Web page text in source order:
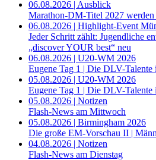
06.08.2026 | Ausblick
Marathon-DM-Titel 2027
06.08.2026 | Highlight-Event
Jeder Schritt zählt: Jugendliche
„discover YOUR best“ neu
06.08.2026 | U20-WM 2026
Eugene Tag 1 | Die DLV-Talente
05.08.2026 | U20-WM 2026
Eugene Tag 1 | Die DLV-Talente
05.08.2026 | Notizen
Flash-News am Mittwoch
05.08.2026 | Birmingham 2026
Die große EM-Vorschau II |
04.08.2026 | Notizen
Flash-News am Dienstag